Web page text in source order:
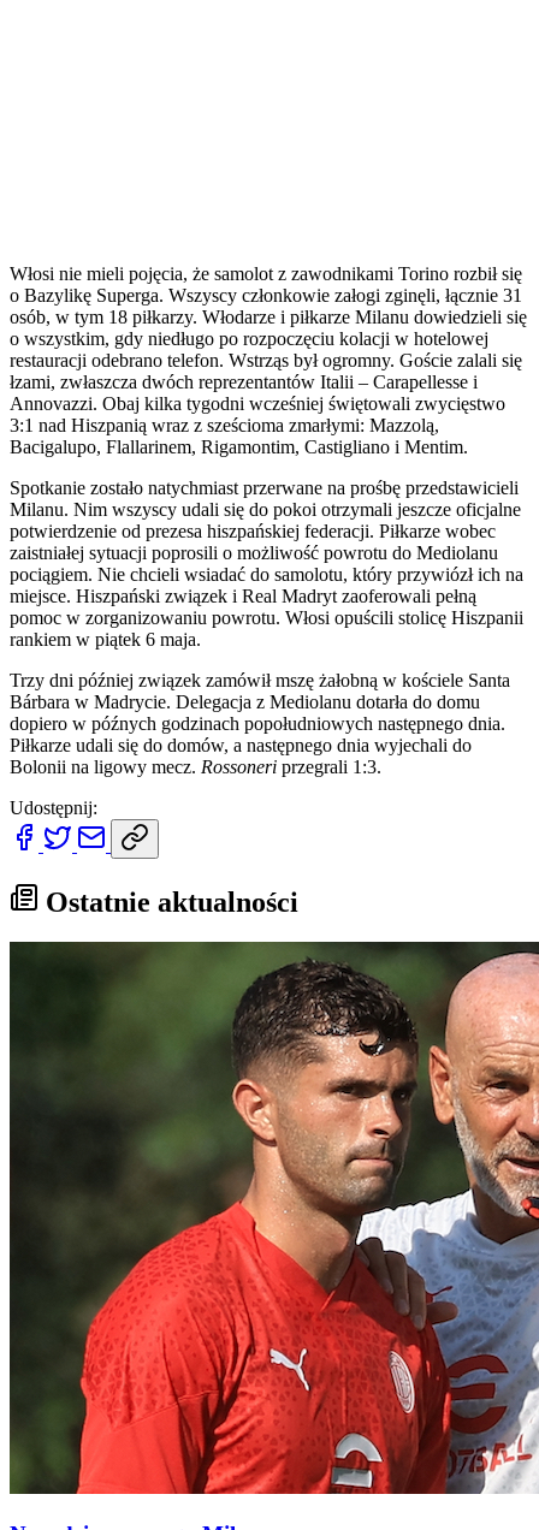
Włosi nie mieli pojęcia, że samolot z zawodnikami Torino rozbił się
o Bazylikę Superga. Wszyscy członkowie załogi zginęli, łącznie 31
osób, w tym 18 piłkarzy. Włodarze i piłkarze Milanu dowiedzieli się
o wszystkim, gdy niedługo po rozpoczęciu kolacji w hotelowej
restauracji odebrano telefon. Wstrząs był ogromny. Goście zalali się
łzami, zwłaszcza dwóch reprezentantów Italii – Carapellesse i
Annovazzi. Obaj kilka tygodni wcześniej świętowali zwycięstwo
3:1 nad Hiszpanią wraz z sześcioma zmarłymi: Mazzolą,
Bacigalupo, Flallarinem, Rigamontim, Castigliano i Mentim.
Spotkanie zostało natychmiast przerwane na prośbę przedstawicieli
Milanu. Nim wszyscy udali się do pokoi otrzymali jeszcze oficjalne
potwierdzenie od prezesa hiszpańskiej federacji. Piłkarze wobec
zaistniałej sytuacji poprosili o możliwość powrotu do Mediolanu
pociągiem. Nie chcieli wsiadać do samolotu, który przywiózł ich na
miejsce. Hiszpański związek i Real Madryt zaoferowali pełną
pomoc w zorganizowaniu powrotu. Włosi opuścili stolicę Hiszpanii
rankiem w piątek 6 maja.
Trzy dni później związek zamówił mszę żałobną w kościele Santa
Bárbara w Madrycie. Delegacja z Mediolanu dotarła do domu
dopiero w późnych godzinach popołudniowych następnego dnia.
Piłkarze udali się do domów, a następnego dnia wyjechali do
Bolonii na ligowy mecz. Rossoneri przegrali 1:3.
Udostępnij:
Ostatnie aktualności